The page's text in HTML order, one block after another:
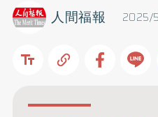
2025/
人間福報